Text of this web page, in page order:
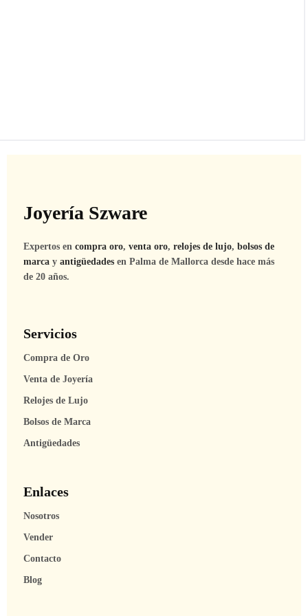
Joyería Szware
Expertos en compra oro, venta oro, relojes de lujo, bolsos de
marca y antigüedades en Palma de Mallorca desde hace más
de 20 años.
Servicios
Compra de Oro
Venta de Joyería
Relojes de Lujo
Bolsos de Marca
Antigüedades
Enlaces
Nosotros
Vender
Contacto
Blog